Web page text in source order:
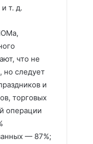
т. д.
что не
но следует
и
торговых
операции
— 87%;